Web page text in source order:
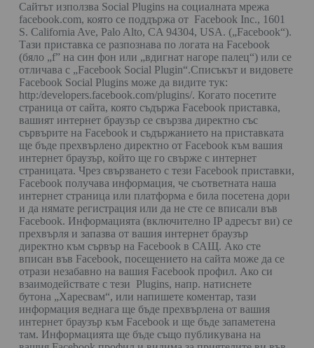
Сайтът използва Social Plugins на социалната мрежа
facebook.com, която се поддържа от Facebook Inc., 1601
S. California Ave, Palo Alto, CA 94304, USA. („Facebook“).
Тази приставка се разпознава по логата на Facebook
(бяло „f” на син фон или „вдигнат нагоре палец“) или се
отличава с „Facebook Social Plugin“.Списъкът и видовете
Facebook Social Plugins може да видите тук:
http:/developers.facebook.com/plugins/. Когато посетите
страница от сайта, която съдържа Facebook приставка,
вашият интернет браузър се свързва директно със
сървърите на Facebook и съдържанието на приставката
ще бъде прехвърлено директно от Facebook към вашия
интернет браузър, който ще го свърже с интернет
страницата. Чрез свързването с тези Facebook приставки,
Facebook получава информация, че съответната наша
интернет страница или платформа е била посетена дори
и да нямате регистрация или да не сте се вписали във
Facebook. Информацията (включително IP адресът ви) се
прехвърля и запазва от вашия интернет браузър
директно към сървър на Facebook в САЩ. Ако сте
вписан във Facebook, посещението на сайта може да се
отрази незабавно на вашия Facebook профил. Ако си
взаимодействате с тези Plugins, напр. натиснете
бутона „Харесвам“, или напишете коментар, тази
информация веднага ще бъде прехвърлена от вашия
интернет браузър към Facebook и ще бъде запаметена
там. Информацията ще бъде също публикувана на